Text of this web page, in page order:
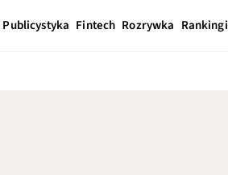
Publicystyka Fintech Rozrywka Rankingi